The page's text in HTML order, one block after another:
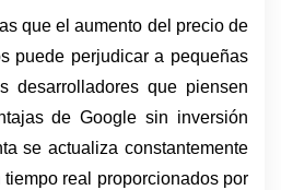
que el aumento del precio de
puede perjudicar a pequeñas
desarrolladores que piensen
de Google sin inversión
se actualiza constantemente
real proporcionados por